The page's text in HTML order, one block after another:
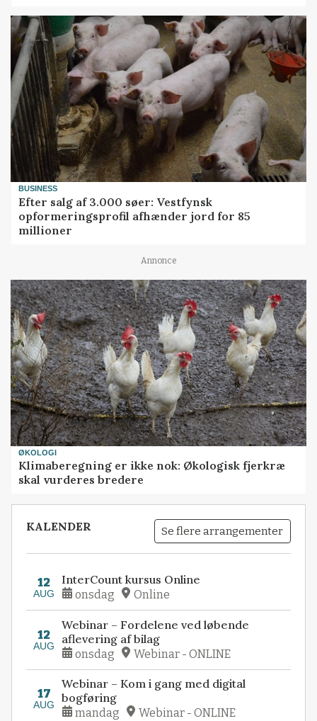
BUSINESS
Efter salg af 3.000 søer: Vestfynsk
opformeringsprofil afhænder jord for 85
millioner
Annonce
ØKOLOGI
Klimaberegning er ikke nok: Økologisk fjerkræ
skal vurderes bredere
KALENDER Se flere arrangementer
12
AUG
InterCount kursus Online
onsdag Online
12
AUG
Webinar – Fordelene ved løbende
aflevering af bilag
onsdag Webinar - ONLINE
17
AUG
Webinar – Kom i gang med digital
bogføring
mandag Webinar - ONLINE